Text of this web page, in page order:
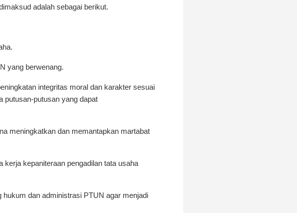
adalah sebagai berikut.
yang berwenang.
integritas moral dan karakter sesuai
putusan-putusan yang dapat
meningkatkan dan memantapkan martabat
kepaniteraan pengadilan tata usaha
dan administrasi PTUN agar menjadi